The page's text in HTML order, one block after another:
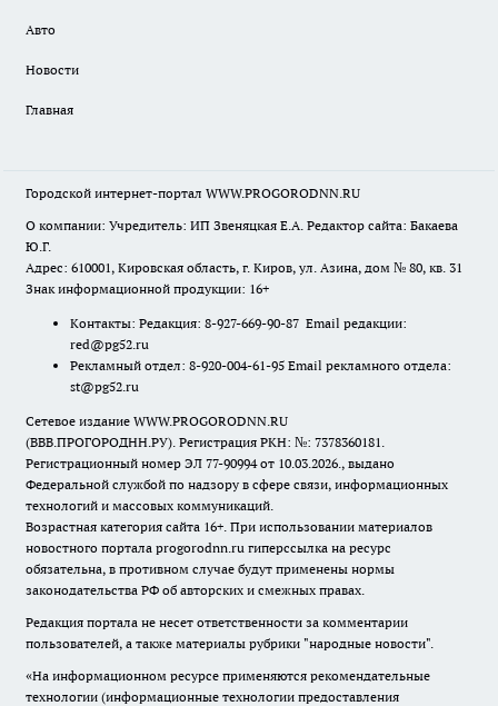
Авто
Новости
Главная
Городской интернет-портал WWW.PROGORODNN.RU
О компании: Учредитель: ИП Звеняцкая Е.А. Редактор сайта: Бакаева
Ю.Г.
Адрес: 610001, Кировская область, г. Киров, ул. Азина, дом № 80, кв. 31
Знак информационной продукции: 16+
Контакты: Редакция: 8-927-669-90-87 Email редакции:
red@pg52.ru
Рекламный отдел: 8-920-004-61-95 Email рекламного отдела:
st@pg52.ru
Сетевое издание WWW.PROGORODNN.RU
(ВВВ.ПРОГОРОДНН.РУ). Регистрация РКН: №: 7378360181.
Регистрационный номер ЭЛ 77-90994 от 10.03.2026., выдано
Федеральной службой по надзору в сфере связи, информационных
технологий и массовых коммуникаций.
Возрастная категория сайта 16+. При использовании материалов
новостного портала progorodnn.ru гиперссылка на ресурс
обязательна, в противном случае будут применены нормы
законодательства РФ об авторских и смежных правах.
Редакция портала не несет ответственности за комментарии
пользователей, а также материалы рубрики "народные новости".
«На информационном ресурсе применяются рекомендательные
технологии (информационные технологии предоставления